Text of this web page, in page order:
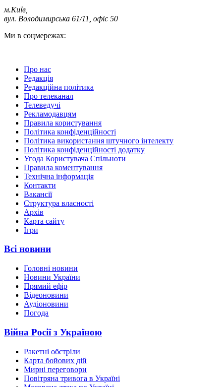
м.Київ
вул. Володимирська 61/11, офіс 50
Ми в соцмережах:
Про нас
Редакція
Редакційна політика
Про телеканал
Телеведучі
Рекламодавцям
Правила користування
Політика конфіденційності
Політика використання штучного інтелекту
Політика конфіденційності додатку
Угода Користувача Спільноти
Правила коментування
Технічна інформація
Контакти
Вакансії
Структура власності
Архів
Карта сайту
Ігри
Всі новини
Головні новини
Новини України
Прямий ефір
Відеоновини
Аудіоновини
Погода
Війна Росії з Україною
Ракетні обстріли
Карта бойових дій
Мирні переговори
Повітряна тривога в Україні